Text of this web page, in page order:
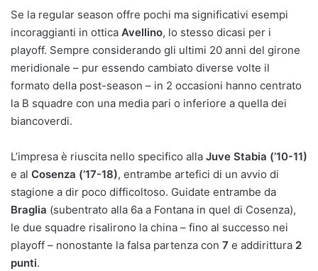
Se la regular season offre pochi ma significativi esempi
incoraggianti in ottica Avellino, lo stesso dicasi per i
playoff. Sempre considerando gli ultimi 20 anni del girone
meridionale – pur essendo cambiato diverse volte il
formato della post-season – in 2 occasioni hanno centrato
la B squadre con una media pari o inferiore a quella dei
biancoverdi.
L’impresa è riuscita nello specifico alla Juve Stabia (’10-11)
e al Cosenza (’17-18), entrambe artefici di un avvio di
stagione a dir poco difficoltoso. Guidate entrambe da
Braglia (subentrato alla 6a a Fontana in quel di Cosenza),
le due squadre risalirono la china – fino al successo nei
playoff – nonostante la falsa partenza con 7 e addirittura 2
punti.